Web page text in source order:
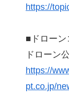
https://
■ドローン
ドローン
https://
pt.co.jp/